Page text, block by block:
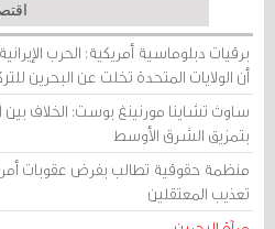
برقيات دبلوماسية أمريكية: الحرب
أن الولايات المتحدة تخلت عن البحرين
ساوث تشاينا مورنينغ بوست: الخلاف بين
بتمزيق الشرق الأوسط
منظمة حقوقية تطالب بفرض عقوبات
تعذيب المعتقلين